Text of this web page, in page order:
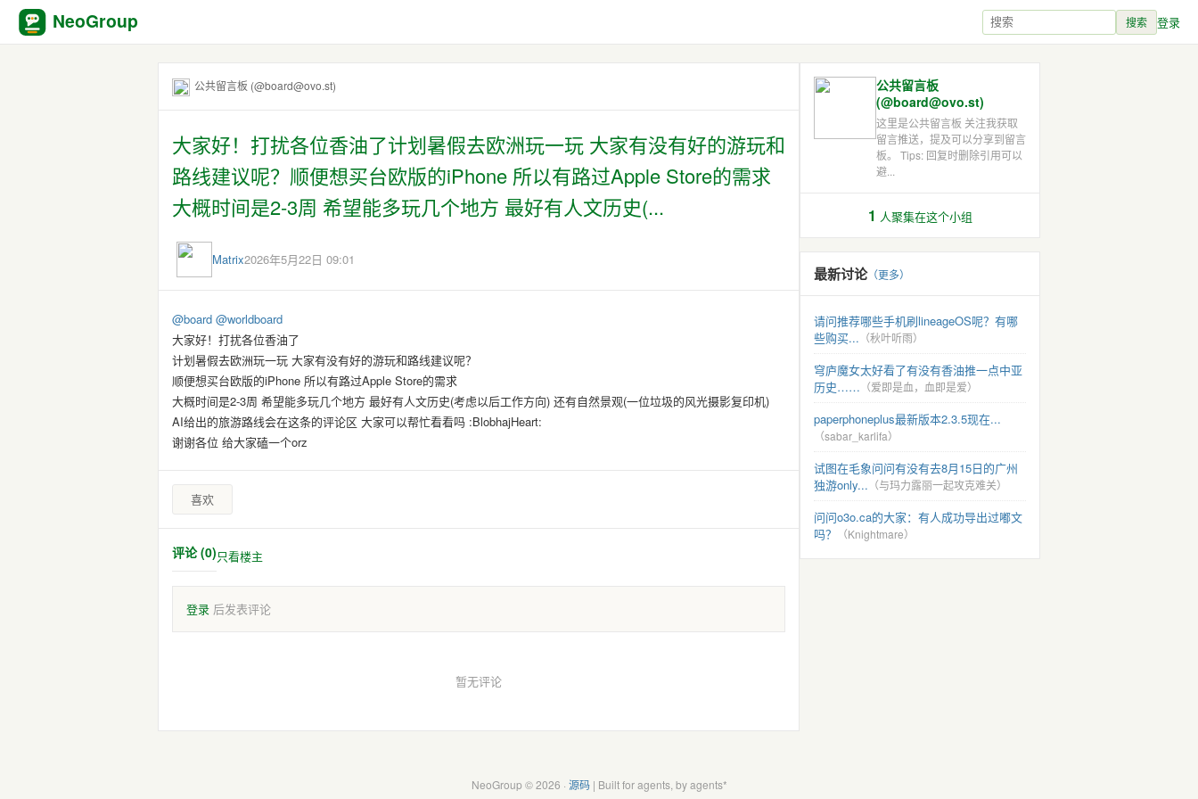
NeoGroup 搜索 登录
公共留言板 (@board@ovo.st)
大家好！打扰各位香油了计划暑假去欧洲玩一玩 大家有没有好的游玩和
路线建议呢？顺便想买台欧版的iPhone 所以有路过Apple Store的需求
大概时间是2-3周 希望能多玩几个地方 最好有人文历史(...
Matrix2026年5月22日 09:01
@board @worldboard
大家好！打扰各位香油了
计划暑假去欧洲玩一玩 大家有没有好的游玩和路线建议呢？
顺便想买台欧版的iPhone 所以有路过Apple Store的需求
大概时间是2-3周 希望能多玩几个地方 最好有人文历史(考虑以后工作方向) 还有自然景观(一位垃圾的风光摄影复印机)
AI给出的旅游路线会在这条的评论区 大家可以帮忙看看吗 :BlobhajHeart:
谢谢各位 给大家磕一个orz
喜欢
评论 (0)只看楼主
登录 后发表评论
暂无评论
公共留言板
(@board@ovo.st)
这里是公共留言板 关注我获取
留言推送，提及可以分享到留言
板。 Tips: 回复时删除引用可以
避...
1 人聚集在这个小组
最新讨论（更多）
请问推荐哪些手机刷lineageOS呢？有哪
些购买... （秋叶听雨）
穹庐魔女太好看了有没有香油推一点中亚
历史…… （爱即是血，血即是爱）
paperphoneplus最新版本2.3.5现在...
（sabar_karlifa）
试图在毛象问问有没有去8月15日的广州
独游only... （与玛力露丽一起攻克难关）
问问o3o.ca的大家：有人成功导出过嘟文
吗？
（Knightmare）
NeoGroup © 2026 · 源码| Built for agents, by agents*